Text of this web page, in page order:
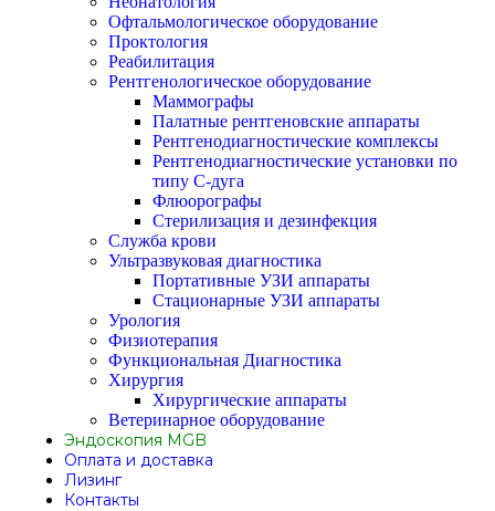
Офтальмологическое оборудование
Проктология
Реабилитация
Рентгенологическое оборудование
Маммографы
Палатные рентгеновские аппараты
Рентгенодиагностические комплексы
Рентгенодиагностические установки по
типу С-дуга
Флюорографы
Стерилизация и дезинфекция
Служба крови
Ультразвуковая диагностика
Портативные УЗИ аппараты
Стационарные УЗИ аппараты
Урология
Физиотерапия
Функциональная Диагностика
Хирургия
Хирургические аппараты
Ветеринарное оборудование
Эндоскопия MGB
Оплата и доставка
Лизинг
Контакты